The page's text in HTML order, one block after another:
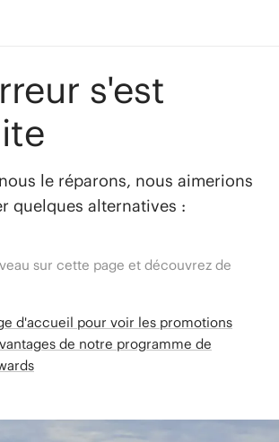
s'est
le réparons, nous aimerions
quelques alternatives :
sur cette page et découvrez de
d'accueil pour voir les promotions
de notre programme de